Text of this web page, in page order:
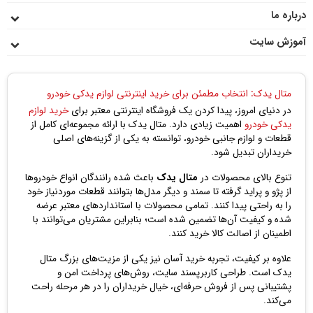
سایر بخش‌ها منتقل می‌کند. انتخاب یک تسمه باکیفیت می‌تواند
عمر مفید خودرو را افزایش دهد و از خرابی‌های پرهزینه جلوگیری
کند.
انواع تسمه خودرو
1. تسمه تایم: وظیفه کنترل زمان‌بندی باز و بسته شدن سوپاپ‌ها
در موتور را دارد.
2. تسمه دینام: نیروی موتور را به دینام، کمپرسور کولر و واترپمپ
منتقل می‌کند.
4. تسمه هیدرولیک: برای خودروهایی که فرمان هیدرولیک
دارند، استفاده می‌شود.
بهترین مارک تسمه تایم برای پراید، پژو و سمند
استفاده از تسمه تایم باکیفیت برای عملکرد صحیح موتور و
جلوگیری از هزینه‌های تعمیر جدی بسیار حیاتی است. در ادامه
چند برند معتبر و پرطرفدار برای خودروهای پراید، پژو و سمند
معرفی می‌شود:
درباره ما
آموزش سایت
متال یدک: انتخاب مطمئن برای خرید اینترنتی لوازم یدکی خودرو
در دنیای امروز، پیدا کردن یک فروشگاه اینترنتی معتبر برایخرید لوازم
یدکی خودرو اهمیت زیادی دارد. متال یدک با ارائه مجموعه‌ای کامل از
قطعات و لوازم جانبی خودرو، توانسته به یکی از گزینه‌های اصلی
خریداران تبدیل شود.
تنوع بالای محصولات در متال یدک باعث شده رانندگان انواع خودروها
از پژو و پراید گرفته تا سمند و دیگر مدل‌ها بتوانند قطعات موردنیاز خود
را به راحتی پیدا کنند. تمامی محصولات با استانداردهای معتبر عرضه
شده و کیفیت آن‌ها تضمین شده است؛ بنابراین مشتریان می‌توانند با
اطمینان از اصالت کالا خرید کنند.
علاوه بر کیفیت، تجربه خرید آسان نیز یکی از مزیت‌های بزرگ متال
یدک است. طراحی کاربرپسند سایت، روش‌های پرداخت امن و
پشتیبانی پس از فروش حرفه‌ای، خیال خریداران را در هر مرحله راحت
می‌کند.